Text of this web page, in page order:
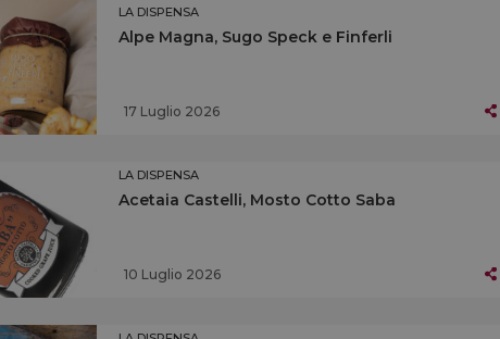
LA DISPENSA
Alpe Magna, Sugo Speck e Finferli
17 Luglio 2026
LA DISPENSA
Acetaia Castelli, Mosto Cotto Saba
10 Luglio 2026